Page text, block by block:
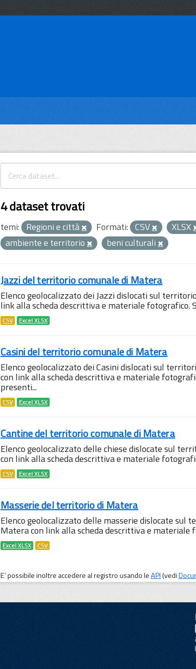
4 dataset trovati
temi: Regioni e città Formati: CSV XLSX
ambiente e territorio
beni culturali
Jazzi del territorio comunale di Matera
Elenco geolocalizzato dei Jazzi dislocati sul
link alla scheda descrittiva e materiale fotografico.
CSV Excel XLSX
Casini del territorio comunale di Matera
Elenco geolocalizzato dei Casini dislocati sul
con link alla scheda descrittiva e materiale
presenti...
CSV Excel XLSX
Cantine del territorio comunale di Matera
Elenco geolocalizzato delle chiese dislocate sul
con link alla scheda descrittiva e materiale
CSV Excel XLSX
Masserie del territorio di Matera
Elenco geolocalizzato delle masserie dislocate sul
Matera con link alla scheda descrittiva e materiale
Excel XLSX CSV
E' possibile inoltre accedere al registro usando leAPI(vedi